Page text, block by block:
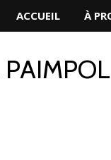
PAIMPOL
ACCUEIL À